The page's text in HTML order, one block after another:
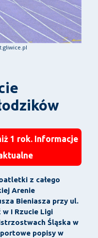
1 rok. Informacje
z całego
Arenie
Bieniasza przy ul.
I Rzucie Ligi
Śląska w
popisy w